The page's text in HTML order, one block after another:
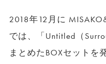
2018年12月に
では、「Untitled（
まとめたBOXセットを